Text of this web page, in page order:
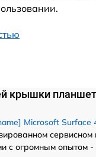
крышки
Microsoft Surface
сервисном
с огромным опытом -